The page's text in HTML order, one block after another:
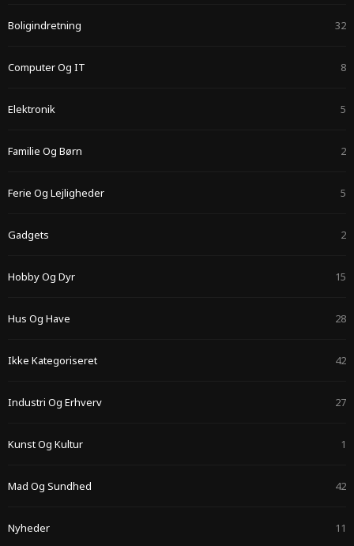
Boligindretning 32
Computer Og IT 8
Elektronik 5
Familie Og Børn 2
Ferie Og Lejligheder 5
Gadgets 2
Hobby Og Dyr 15
Hus Og Have 28
Ikke Kategoriseret 42
Industri Og Erhverv 27
Kunst Og Kultur 1
Mad Og Sundhed 42
Nyheder 11